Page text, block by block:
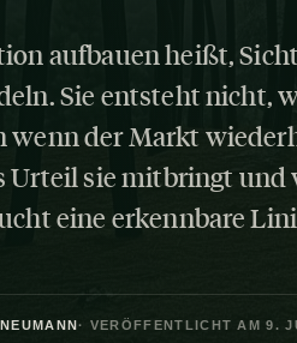
aufbauen heißt,
Sie entsteht nicht,
wenn der Markt
Urteil sie mitbringt und
eine erkennbare
· VERÖFFENTLICHT AM 9.